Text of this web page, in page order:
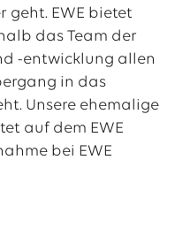
geht. EWE bietet
das Team der
-entwicklung allen
in das
Unsere ehemalige
auf dem EWE
bei EWE